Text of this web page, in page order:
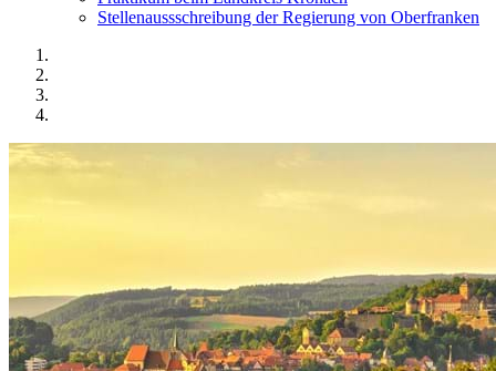
Stellenaussschreibung der Regierung von Oberfranken